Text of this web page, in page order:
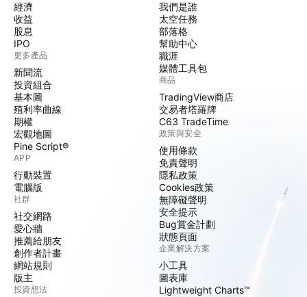
經濟
收益
股息
IPO
更多產品
新聞流
投資組合
基本圖
殖利率曲線
期權
宏觀地圖
Pine Script®
APP
行動裝置
電腦版
社群
社交網路
愛心牆
推薦給朋友
創作者計畫
網站規則
版主
投資想法
我們是誰
太空任務
部落格
幫助中心
職涯
媒體工具包
商品
TradingView商店
交易者塔羅牌
C63 TradeTime
政策與安全
使用條款
免責聲明
隱私政策
Cookies政策
無障礙聲明
安全提示
Bug賞金計劃
狀態頁面
企業解決方案
小工具
圖表庫
Lightweight Charts™